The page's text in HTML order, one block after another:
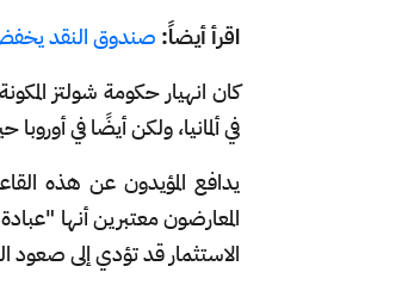
اقرأ أيضاً: صندوق النقد يخفض
كان انهيار حكومة شولتز
في ألمانيا، ولكن أيضًا في
يدافع المؤيدون عن هذه
المعارضون معتبرين أنها
الاستثمار قد تؤدي إلى صعود